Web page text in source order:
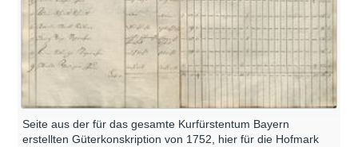
Seite aus der für das gesamte Kurfürstentum Bayern
erstellten Güterkonskription von 1752, hier für die Hofmark